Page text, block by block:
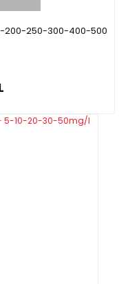
200-250-300-400-500